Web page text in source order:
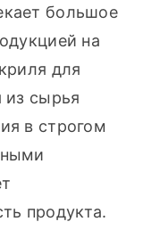
большое
на
для
из сырья
в строгом
продукта.